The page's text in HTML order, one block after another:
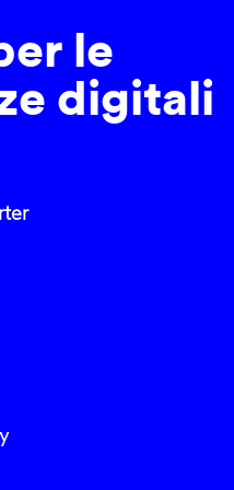
le
digitali